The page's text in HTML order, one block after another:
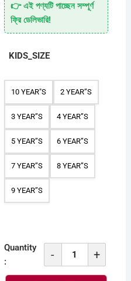
👉 এই পণ্যটি পাচ্ছেন সম্পূর্ণ
ফ্রি ডেলিভারি!
KIDS_SIZE
10 YEAR"S 2 YEAR”S
3 YEAR”S 4 YEAR”S
5 YEAR”S 6 YEAR”S
7 YEAR”S 8 YEAR”S
9 YEAR”S
Quantity
:
-
2
set
+